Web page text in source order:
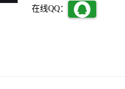
在线QQ：